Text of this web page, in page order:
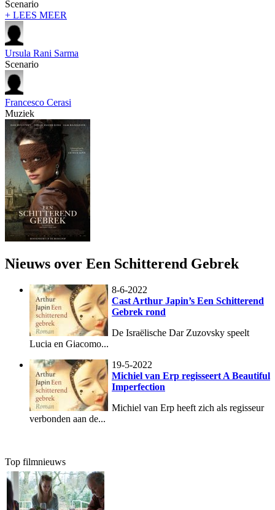
Scenario
+ LEES MEER
Ursula Rani Sarma
Scenario
Francesco Cerasi
Muziek
Nieuws over Een Schitterend Gebrek
8-6-2022
Cast Arthur Japin’s Een Schitterend
Gebrek rond
De Israëlische Dar Zuzovsky speelt
Lucia en Giacomo...
19-5-2022
Michiel van Erp regisseert A Beautiful
Imperfection
Michiel van Erp heeft zich als regisseur
verbonden aan de...
Top filmnieuws